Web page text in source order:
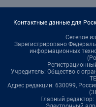
Контактные данные для
Сетевое
Зарегистрировано
информационных
Учредитель: Общество с
Адрес редакции: 630099,
Главный